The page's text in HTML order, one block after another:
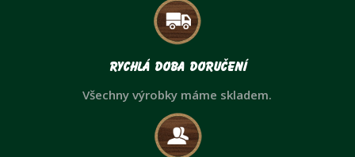
Rychlá doba doručení
Všechny výrobky máme skladem.